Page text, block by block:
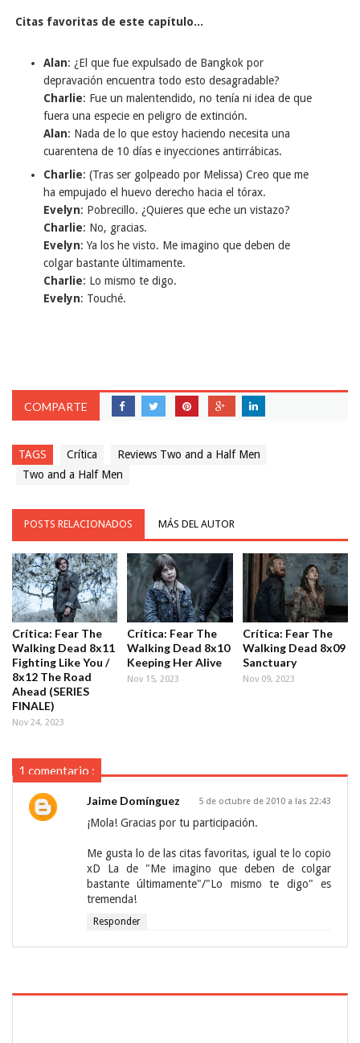
Citas favoritas de este capítulo...
Alan: ¿El que fue expulsado de Bangkok por
depravación encuentra todo esto desagradable?
Charlie: Fue un malentendido, no tenía ni idea de que
fuera una especie en peligro de extinción.
Alan: Nada de lo que estoy haciendo necesita una
cuarentena de 10 días e inyecciones antirrábicas.
Charlie: (Tras ser golpeado por Melissa) Creo que me
ha empujado el huevo derecho hacia el tórax.
Evelyn: Pobrecillo. ¿Quieres que eche un vistazo?
Charlie: No, gracias.
Evelyn: Ya los he visto. Me imagino que deben de
colgar bastante últimamente.
Charlie: Lo mismo te digo.
Evelyn: Touché.
COMPARTE
TAGS Crítica
Reviews Two and a Half Men
Two and a Half Men
POSTS RELACIONADOS MÁS DEL AUTOR
Crítica: Fear The
Walking Dead 8x11
Fighting Like You /
8x12 The Road
Ahead (SERIES
FINALE)
Nov 24, 2023
Crítica: Fear The
Walking Dead 8x10
Keeping Her Alive
Nov 15, 2023
Crítica: Fear The
Walking Dead 8x09
Sanctuary
Nov 09, 2023
1 comentario :
Jaime Domínguez 5 de octubre de 2010 a las 22:43
¡Mola! Gracias por tu participación.
Me gusta lo de las citas favoritas, igual te lo copio
xD La de "Me imagino que deben de colgar
bastante últimamente"/"Lo mismo te digo" es
tremenda!
Responder